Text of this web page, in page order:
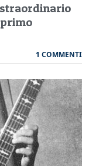
1 COMMENTI